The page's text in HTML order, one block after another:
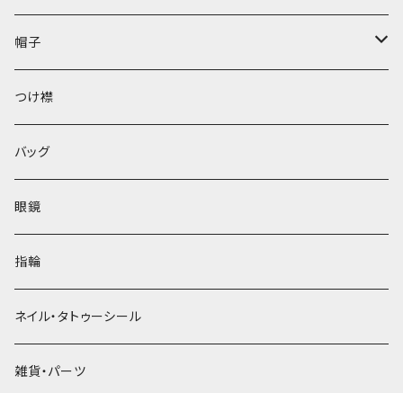
帽子
ベレー帽
つけ襟
バッグ
眼鏡
指輪
ネイル・タトゥーシール
雑貨・パーツ